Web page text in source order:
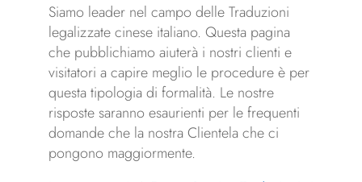
Siamo leader nel campo delle Traduzioni
legalizzate cinese italiano. Questa pagina
che pubblichiamo aiuterà i nostri clienti e
visitatori a capire meglio le procedure è per
questa tipologia di formalità. Le nostre
risposte saranno esaurienti per le frequenti
domande che la nostra Clientela che ci
pongono maggiormente.